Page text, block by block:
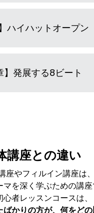
ハイハットオープン
】発展する8ビート
講座との違い
座やフィルイン講座は、
を深く学ぶための講座
者レッスンコースは、
ばかりの方が、何をど